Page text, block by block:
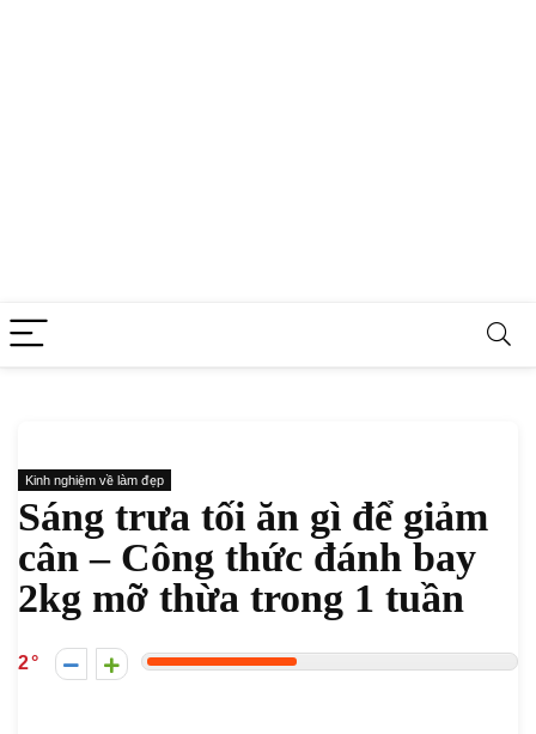
Kinh nghiệm về làm đẹp
Sáng trưa tối ăn gì để giảm
cân – Công thức đánh bay
2kg mỡ thừa trong 1 tuần
2